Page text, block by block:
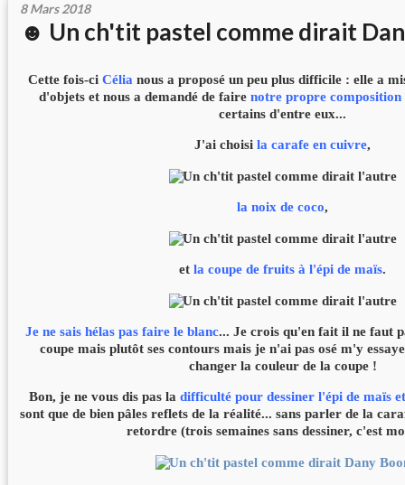
8 Mars 2018
☻ Un ch'tit pastel comme dirait
Cette fois-ci Célia nous a proposé un peu plus difficile : elle a
d'objets et nous a demandé de faire notre propre composition
certains d'entre eux...
J'ai choisila carafe en cuivre,
la noix de coco,
etla coupe de fruits à l'épi de maïs.
Je ne sais hélas pas faire le blanc... Je crois qu'en fait il ne faut
coupe mais plutôt ses contours mais je n'ai pas osé m'y
changer la couleur de la coupe !
Bon, je ne vous dis pas ladifficulté pour dessiner l'épi de maïs
sont que de bien pâles reflets de la réalité... sans parler de la
retordre (trois semaines sans dessiner, c'est